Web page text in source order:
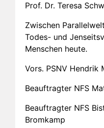
Prof. Dr. Teresa
Zwischen
Todes- und
Menschen heute.
Vors. PSNV Hendrik
Beauftragter NFS
Beauftragter NFS
Bromkamp